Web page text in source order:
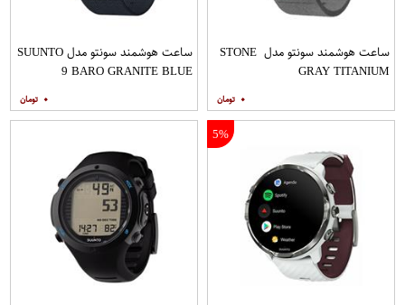
ساعت هوشمند سونتو مدل STONE
GRAY TITANIUM
۰
ساعت هوشمند سونتو مدل SUUNTO
9 BARO GRANITE BLUE
۰
5%